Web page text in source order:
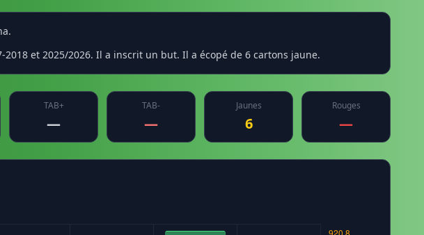
et 2025/2026. Il a inscrit un but. Il a écopé de 6 cartons jaune.
TAB+
—
TAB-
—
Jaunes
6
Rouges
—